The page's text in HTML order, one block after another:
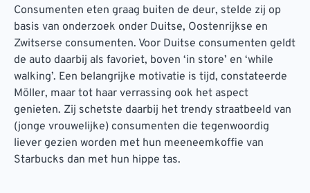
Consumenten eten graag buiten de deur, stelde zij op
basis van onderzoek onder Duitse, Oostenrijkse en
Zwitserse consumenten. Voor Duitse consumenten geldt
de auto daarbij als favoriet, boven ‘in store’ en ‘while
walking’. Een belangrijke motivatie is tijd, constateerde
Möller, maar tot haar verrassing ook het aspect
genieten. Zij schetste daarbij het trendy straatbeeld van
(jonge vrouwelijke) consumenten die tegenwoordig
liever gezien worden met hun meeneemkoffie van
Starbucks dan met hun hippe tas.